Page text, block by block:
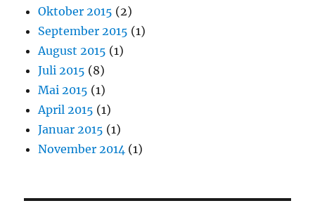
Oktober 2015 (2)
September 2015 (1)
August 2015 (1)
Juli 2015 (8)
Mai 2015 (1)
April 2015 (1)
Januar 2015 (1)
November 2014 (1)